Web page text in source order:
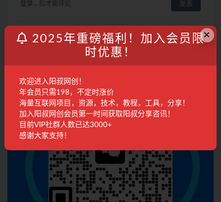
登录... 后才能评论
联系客服 ×
2025年重磅福利！加入会员限
时优惠！
欢迎进入阳叔网创！
年会员只需198，不定时涨价
海量互联网项目，资源，技术，教程，工具，分享！
加入阳叔网创会员第一时间获取阳叔分享咨讯！
目前VIP社群人数已达3000+
感谢大家支持！